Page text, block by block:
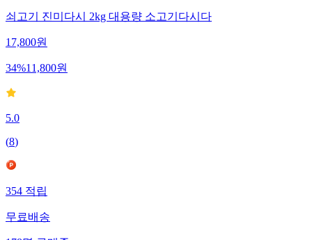
쇠고기 진미다시 2kg 대용량 소고기다시다
17,800원
34%11,800원
5.0
(8)
354적립
무료배송